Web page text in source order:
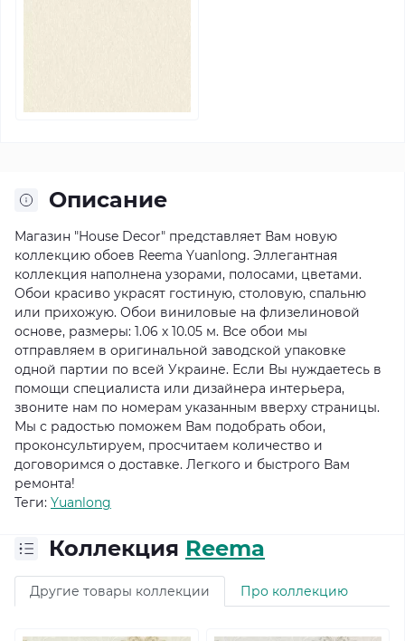
Описание
Магазин "House Decor" представляет Вам новую
коллекцию обоев Reema Yuanlong. Эллегантная
коллекция наполнена узорами, полосами, цветами.
Обои красиво украсят гостиную, столовую, спальню
или прихожую. Обои виниловые на флизелиновой
основе, размеры: 1.06 х 10.05 м. Все обои мы
отправляем в оригинальной заводской упаковке
одной партии по всей Украине. Если Вы нуждаетесь в
помощи специалиста или дизайнера интерьера,
звоните нам по номерам указанным вверху страницы.
Мы с радостью поможем Вам подобрать обои,
проконсультируем, просчитаем количество и
договоримся о доставке. Легкого и быстрого Вам
ремонта!
Теги: Yuanlong
Коллекция Reema
Другие товары коллекции Про коллекцию